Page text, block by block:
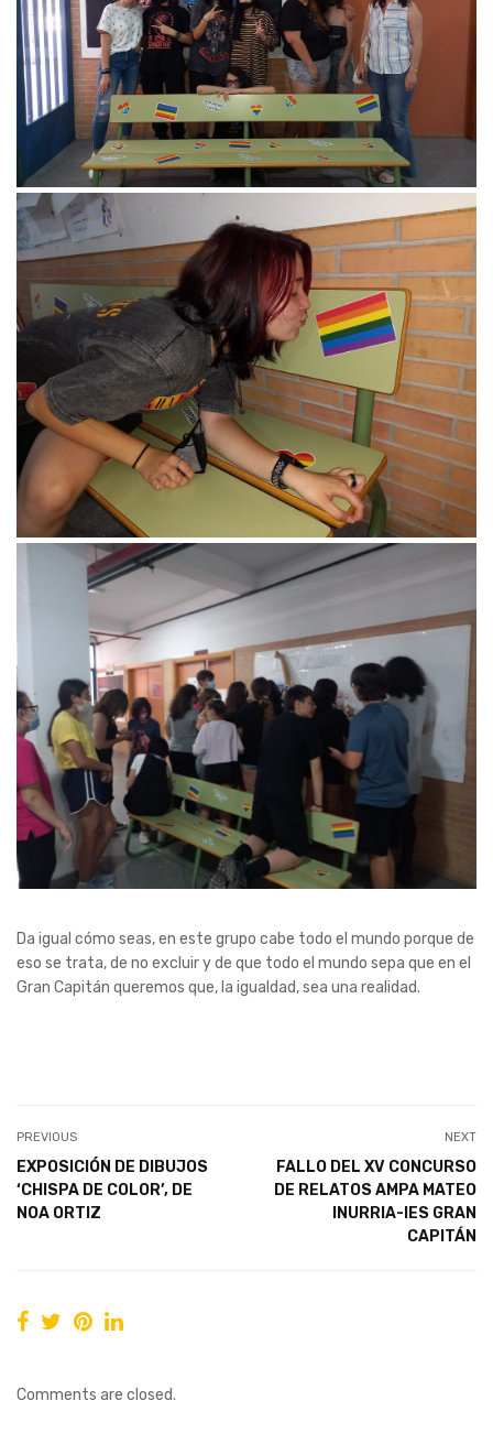
Da igual cómo seas, en este grupo cabe todo el mundo porque de
eso se trata, de no excluir y de que todo el mundo sepa que en el
Gran Capitán queremos que, la igualdad, sea una realidad.
PREVIOUS
EXPOSICIÓN DE DIBUJOS
‘CHISPA DE COLOR’, DE
NOA ORTIZ
NEXT
FALLO DEL XV CONCURSO
DE RELATOS AMPA MATEO
INURRIA-IES GRAN
CAPITÁN
Comments are closed.